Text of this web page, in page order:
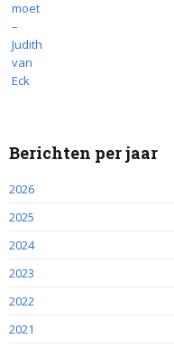
Berichten per jaar
2026
2025
2024
2023
2022
2021